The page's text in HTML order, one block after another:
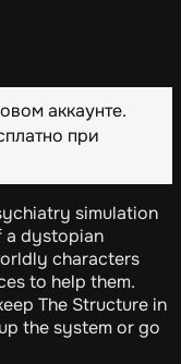
аккаунте.
при
simulation
a dystopian
characters
to help them.
The Structure in
the system or go